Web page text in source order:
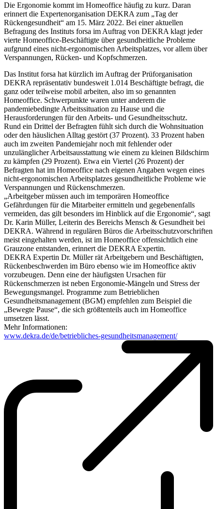
Die Ergonomie kommt im Homeoffice häufig zu kurz. Daran
erinnert die Expertenorganisation DEKRA zum „Tag der
Rückengesundheit“ am 15. März 2022. Bei einer aktuellen
Befragung des Instituts forsa im Auftrag von DEKRA klagt jeder
vierte Homeoffice-Beschäftigte über gesundheitliche Probleme
aufgrund eines nicht-ergonomischen Arbeitsplatzes, vor allem über
Verspannungen, Rücken- und Kopfschmerzen.
Das Institut forsa hat kürzlich im Auftrag der Prüforganisation
DEKRA repräsentativ bundesweit 1.014 Beschäftigte befragt, die
ganz oder teilweise mobil arbeiten, also im so genannten
Homeoffice. Schwerpunkte waren unter anderem die
pandemiebedingte Arbeitssituation zu Hause und die
Herausforderungen für den Arbeits- und Gesundheitsschutz.
Rund ein Drittel der Befragten fühlt sich durch die Wohnsituation
oder den häuslichen Alltag gestört (37 Prozent). 33 Prozent haben
auch im zweiten Pandemiejahr noch mit fehlender oder
unzulänglicher Arbeitsausstattung wie einem zu kleinen Bildschirm
zu kämpfen (29 Prozent). Etwa ein Viertel (26 Prozent) der
Befragten hat im Homeoffice nach eigenen Angaben wegen eines
nicht-ergonomischen Arbeitsplatzes gesundheitliche Probleme wie
Verspannungen und Rückenschmerzen.
„Arbeitgeber müssen auch im temporären Homeoffice
Gefährdungen für die Mitarbeiter ermitteln und gegebenenfalls
vermeiden, das gilt besonders im Hinblick auf die Ergonomie“, sagt
Dr. Karin Müller, Leiterin des Bereichs Mensch & Gesundheit bei
DEKRA. Während in regulären Büros die Arbeitsschutzvorschriften
meist eingehalten werden, ist im Homeoffice offensichtlich eine
Grauzone entstanden, erinnert die DEKRA Expertin.
DEKRA Expertin Dr. Müller rät Arbeitgebern und Beschäftigten,
Rückenbeschwerden im Büro ebenso wie im Homeoffice aktiv
vorzubeugen. Denn eine der häufigsten Ursachen für
Rückenschmerzen ist neben Ergonomie-Mängeln und Stress der
Bewegungsmangel. Programme zum Betrieblichen
Gesundheitsmanagement (BGM) empfehlen zum Beispiel die
„Bewegte Pause“, die sich größtenteils auch im Homeoffice
umsetzen lässt.
Mehr Informationen:
www.dekra.de/de/betriebliches-gesundheitsmanagement/